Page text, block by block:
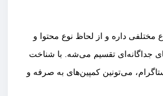
مختلفی داره و از لحاظ نوع محتوا و
جداگانه‌ای تقسیم می‌شه. با شناخت
می‌تونین کمپین‌های به صرفه و